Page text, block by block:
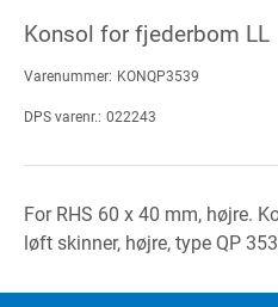
Konsol for fjederbom LL
Varenummer: KONQP3539
DPS varenr.: 022243
For RHS 60 x 40 mm, højre.
løft skinner, højre, type QP